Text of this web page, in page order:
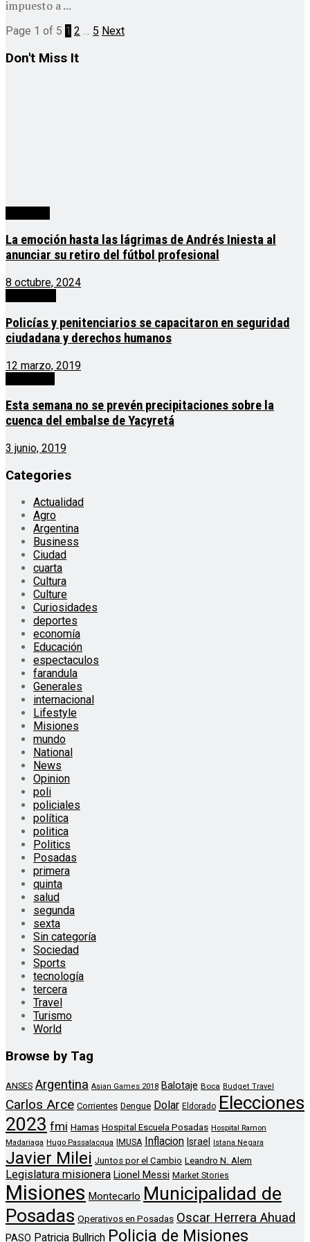
impuesto a ...
Page 1 of 5 1 2 … 5 Next
Don't Miss It
La emoción hasta las lágrimas de Andrés Iniesta al
anunciar su retiro del fútbol profesional
8 octubre, 2024
Policías y penitenciarios se capacitaron en seguridad
ciudadana y derechos humanos
12 marzo, 2019
Esta semana no se prevén precipitaciones sobre la
cuenca del embalse de Yacyretá
3 junio, 2019
Categories
Actualidad
Agro
Argentina
Business
Ciudad
cuarta
Cultura
Culture
Curiosidades
deportes
economía
Educación
espectaculos
farandula
Generales
internacional
Lifestyle
Misiones
mundo
National
News
Opinion
poli
policiales
política
politica
Politics
Posadas
primera
quinta
salud
segunda
sexta
Sin categoría
Sociedad
Sports
tecnología
tercera
Travel
Turismo
World
Browse by Tag
ANSES Argentina Asian Games 2018 Balotaje Boca Budget Travel
Carlos Arce Corrientes Dengue Dolar Eldorado Elecciones
2023 fmi Hamas Hospital Escuela Posadas Hospital Ramon
Madariaga Hugo Passalacqua IMUSA Inflacion Israel Istana Negara
Javier Milei Juntos por el Cambio Leandro N. Alem
Legislatura misionera Lionel Messi Market Stories
Misiones Montecarlo Municipalidad de
Posadas Operativos en Posadas Oscar Herrera Ahuad
PASO Patricia Bullrich Policia de Misiones